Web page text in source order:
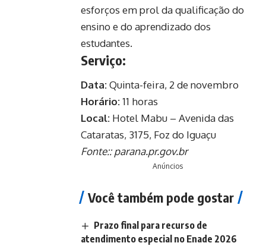
esforços em prol da qualificação do
ensino e do aprendizado dos
estudantes.
Serviço:
Data:Quinta-feira, 2 de novembro
Horário:11 horas
Local: Hotel Mabu – Avenida das
Cataratas, 3175, Foz do Iguaçu
Fonte::parana.pr.gov.br
Anúncios
Você também pode gostar
Prazo final para recurso de
atendimento especial no Enade 2026